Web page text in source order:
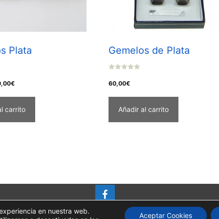
Plata
€El
precio
actual
es:
carrito
Gemelos de Plata
o
u
o
60,00€
Añadir al carrito
en nuestra web.
Aceptar Cookies